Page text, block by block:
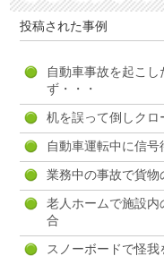
投稿された事例
自動車事故を起こ
ず・・・
机を誤って倒しクロ
自動車運転中に信号
業務中の事故で貨物
老人ホームで施設
合
スノーボードで怪